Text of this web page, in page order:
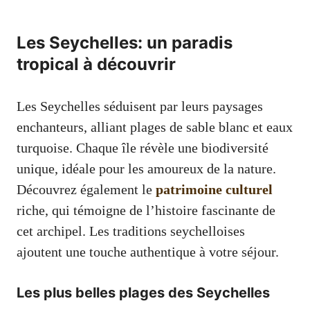
Les Seychelles: un paradis
tropical à découvrir
Les Seychelles séduisent par leurs paysages
enchanteurs, alliant plages de sable blanc et eaux
turquoise. Chaque île révèle une biodiversité
unique, idéale pour les amoureux de la nature.
Découvrez également le patrimoine culturel
riche, qui témoigne de l’histoire fascinante de
cet archipel. Les traditions seychelloises
ajoutent une touche authentique à votre séjour.
Les plus belles plages des Seychelles